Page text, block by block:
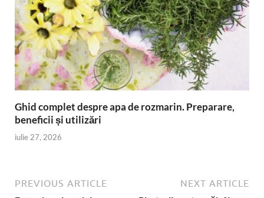
Ghid complet despre apa de rozmarin. Preparare,
beneficii și utilizări
iulie 27, 2026
PREVIOUS ARTICLE NEXT ARTICLE